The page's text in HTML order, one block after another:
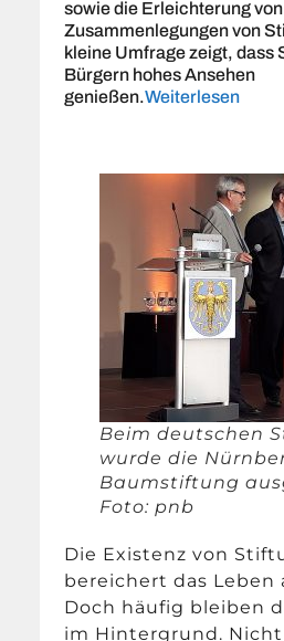
sowie die Erleichterung
Zusammenlegungen von
kleine Umfrage zeigt, dass
Bürgern hohes Ansehen
genießen.Weiterlesen
Beim deutschen
wurde die
Baumstiftung
Foto: pnb
Die Existenz von
bereichert das Leben
Doch häufig bleiben
im Hintergrund. Nicht